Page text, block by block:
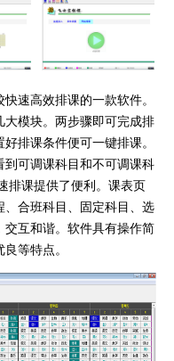
速高效排课的一款软件。
模块。两步骤即可完成排
排课条件便可一键排课。
可调课科目和不可调课科
排课提供了便利。课表页
合班科目、固定科目、选
互和谐。软件具有操作简
等特点。